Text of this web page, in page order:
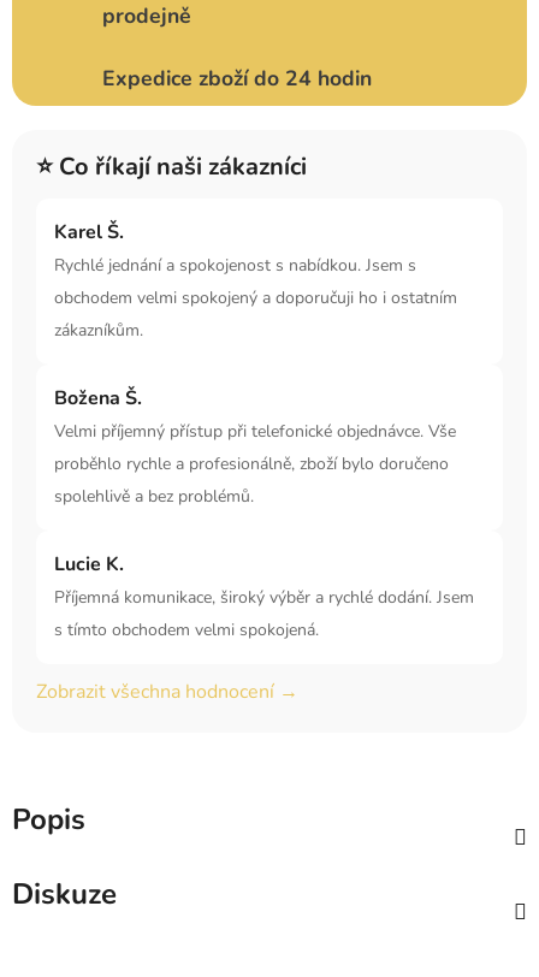
prodejně
Expedice zboží do 24 hodin
⭐ Co říkají naši zákazníci
Karel Š.
Rychlé jednání a spokojenost s nabídkou. Jsem s
obchodem velmi spokojený a doporučuji ho i ostatním
zákazníkům.
Božena Š.
Velmi příjemný přístup při telefonické objednávce. Vše
proběhlo rychle a profesionálně, zboží bylo doručeno
spolehlivě a bez problémů.
Lucie K.
Příjemná komunikace, široký výběr a rychlé dodání. Jsem
s tímto obchodem velmi spokojená.
Zobrazit všechna hodnocení →
Popis
Diskuze